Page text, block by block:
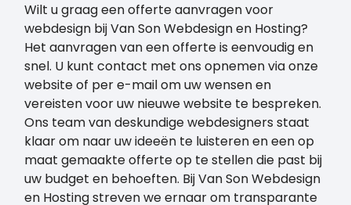
Wilt u graag een offerte aanvragen voor
webdesign bij Van Son Webdesign en Hosting?
Het aanvragen van een offerte is eenvoudig en
snel. U kunt contact met ons opnemen via onze
website of per e-mail om uw wensen en
vereisten voor uw nieuwe website te bespreken.
Ons team van deskundige webdesigners staat
klaar om naar uw ideeën te luisteren en een op
maat gemaakte offerte op te stellen die past bij
uw budget en behoeften. Bij Van Son Webdesign
en Hosting streven we ernaar om transparante